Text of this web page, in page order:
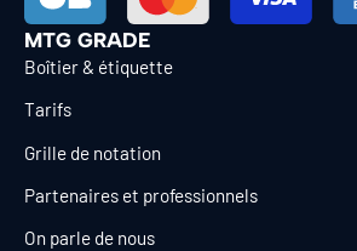
MTG GRADE
Boîtier & étiquette
Tarifs
Grille de notation
Partenaires et professionnels
On parle de nous